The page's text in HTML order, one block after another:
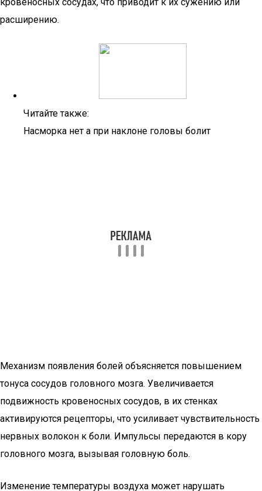
расширению.
Читайте также:
Насморка нет а при наклоне головы болит
Механизм появления болей объясняется повышением
тонуса сосудов головного мозга. Увеличивается
подвижность кровеносных сосудов, в их стенках
активируются рецепторы, что усиливает чувствительность
нервных волокон к боли. Импульсы передаются в кору
головного мозга, вызывая головную боль.
Изменение температуры воздуха может нарушать